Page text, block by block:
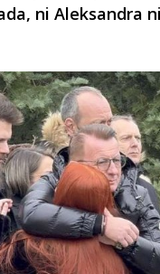
ni Aleksandra